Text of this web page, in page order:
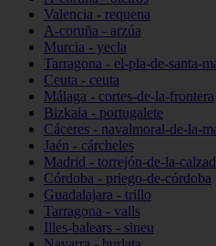
Valencia - requena
A-coruña - arzúa
Murcia - yecla
Tarragona - el-pla-de-santa-
Ceuta - ceuta
Málaga - cortes-de-la-frontera
Bizkaia - portugalete
Cáceres - navalmoral-de-la-
Jaén - cárcheles
Madrid - torrejón-de-la-
Córdoba - priego-de-córdoba
Guadalajara - trillo
Tarragona - valls
Illes-balears - sineu